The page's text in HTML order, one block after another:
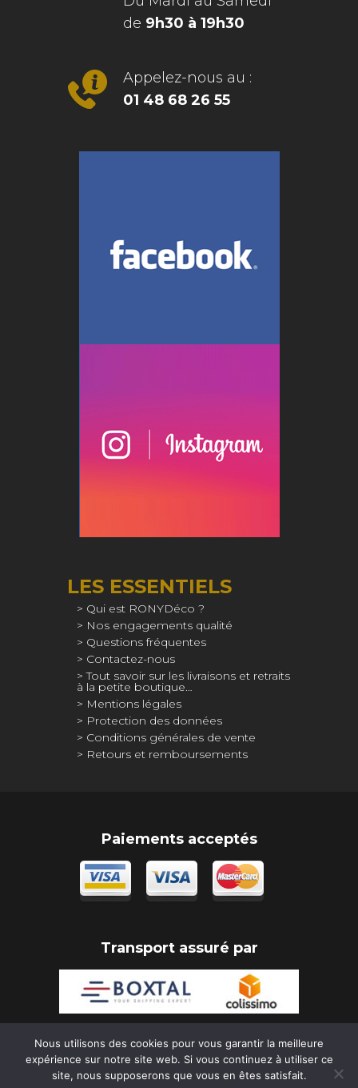
de 9h30 à 19h30
Appelez-nous au :
01 48 68 26 55
LES ESSENTIELS
Qui est RONYDéco ?
Nos engagements qualité
Questions fréquentes
Contactez-nous
Tout savoir sur les livraisons et retraits
à la petite boutique…
Mentions légales
Protection des données
Conditions générales de vente
Retours et remboursements
Paiements acceptés
Transport assuré par
Copyright Rony Déco 2026
Nous utilisons des cookies pour vous garantir la meilleure
expérience sur notre site web. Si vous continuez à utiliser ce
site, nous supposerons que vous en êtes satisfait.